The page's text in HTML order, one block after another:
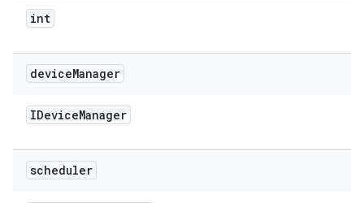
int
deviceManager
IDeviceManager
scheduler